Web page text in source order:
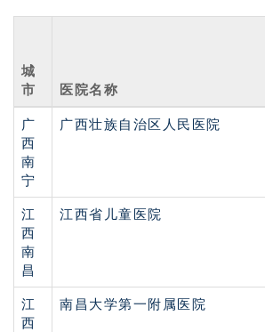
城
市
医院名称
广
西
南
宁
广西壮族自治区人民医院
江
西
南
昌
江西省儿童医院
江
西
南昌大学第一附属医院